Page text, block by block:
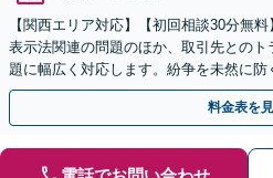
【関西エリア対応】【初回相談30分無
表示法関連の問題のほか、取引先との
題に幅広く対応します。紛争を未然に
【夜間・休日相談可】顧問契約の実績豊
料金表を